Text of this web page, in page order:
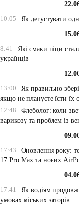
10:05
Як дегустувати
8:41
Які смаки піци
українців
13:00
Як правильно
якщо не плануєте їсти їх
12:48
Флеболог: коли
варикозу та проблем із
17:43
Оновлення року:
17 Pro Max та нових
17:41
Як водіям
умовах міських заторів